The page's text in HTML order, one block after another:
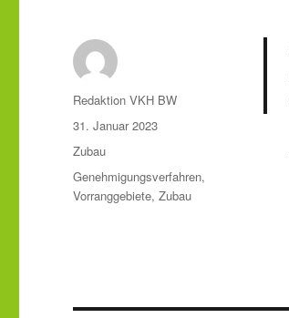
Autor
Redaktion VKH BW
Veröffentlicht
am
31. Januar 2023
Kategorien
Zubau
Schlagwörter
Genehmigungsverfahren,
Vorranggebiete,Zubau